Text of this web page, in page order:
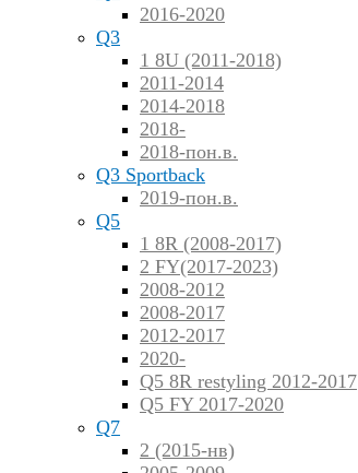
2016-2020
Q3
1 8U (2011-2018)
2011-2014
2014-2018
2018-
2018-пон.в.
Q3 Sportback
2019-пон.в.
Q5
1 8R (2008-2017)
2 FY(2017-2023)
2008-2012
2008-2017
2012-2017
2020-
Q5 8R restyling 2012-2017
Q5 FY 2017-2020
Q7
2 (2015-нв)